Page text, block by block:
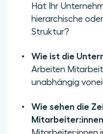
Hat Ihr
hierarchische
Struktur?
Wie ist die
Arbeiten
unabhängig
Wie sehen die